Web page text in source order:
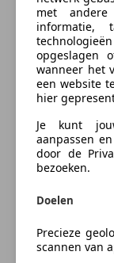
Centrale
Electronic
overdag: 010-
s'avonds: 06-
MET
BETAAL DE
meer
Zakelijk
Nu zakelijk
met
informatie,
opgeslagen
wanneer het
een website
hier
Je kunt
aanpassen
door de
bezoeken.
Doelen
Precieze
scannen van